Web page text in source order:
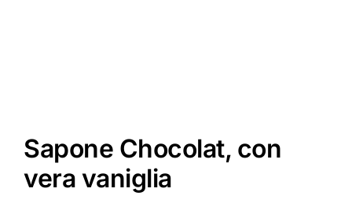
Sapone Chocolat, con
vera vaniglia